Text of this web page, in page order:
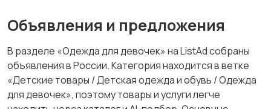
Объявления и предложения
В разделе «Одежда для девочек» на ListAd собраны
объявления в России. Категория находится в ветке
«Детские товары / Детская одежда и обувь / Одежда
для девочек», поэтому товары и услуги легче